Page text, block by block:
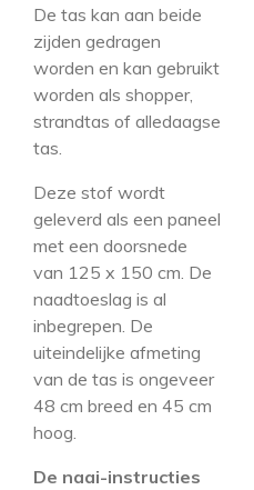
De tas kan aan beide
zijden gedragen
worden en kan gebruikt
worden als shopper,
strandtas of alledaagse
tas.
Deze stof wordt
geleverd als een paneel
met een doorsnede
van 125 x 150 cm. De
naadtoeslag is al
inbegrepen. De
uiteindelijke afmeting
van de tas is ongeveer
48 cm breed en 45 cm
hoog.
De naai-instructies